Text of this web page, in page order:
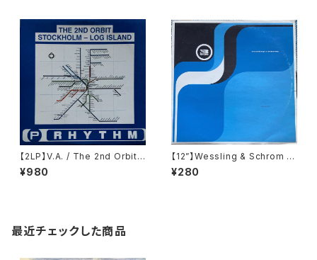
【2LP】V.A. / The 2nd Orbit
Stockholm - Log Island (Pl
anet Rhythm Records) (PR
¥980
【12”】Wessling & Schrom /
Donauwellen (Boxer Recor
dings) (Boxer 004)
¥280
最近チェックした商品